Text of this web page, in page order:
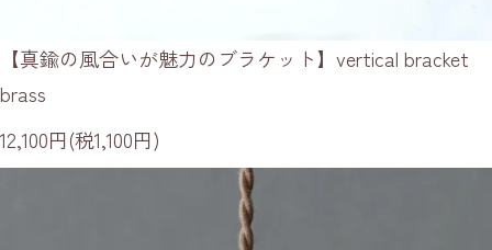
【真鍮の風合いが魅力のブラケット】vertical bracket
brass
12,100円(税1,100円)